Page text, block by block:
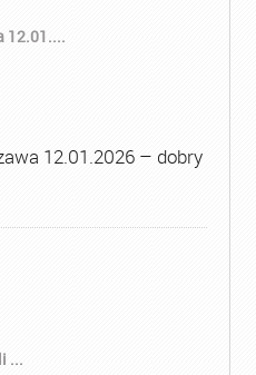
12.01....
12.01.2026 – dobry
...